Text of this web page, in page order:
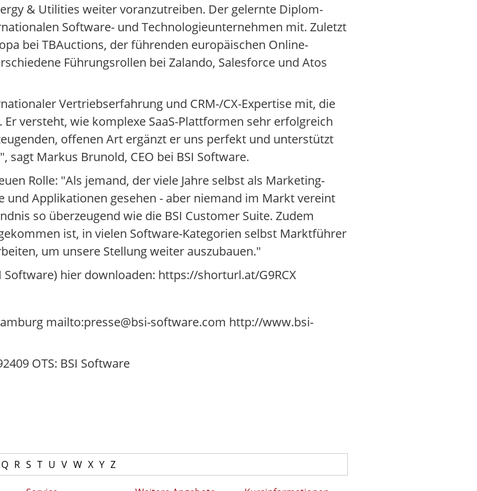
& Utilities weiter voranzutreiben. Der gelernte Diplom-
Software- und Technologieunternehmen mit. Zuletzt
bei TBAuctions, der führenden europäischen Online-
Führungsrollen bei Zalando, Salesforce und Atos
Vertriebserfahrung und CRM-/CX-Expertise mit, die
versteht, wie komplexe SaaS-Plattformen sehr erfolgreich
offenen Art ergänzt er uns perfekt und unterstützt
Markus Brunold, CEO bei BSI Software.
Rolle: "Als jemand, der viele Jahre selbst als Marketing-
Applikationen gesehen - aber niemand im Markt vereint
so überzeugend wie die BSI Customer Suite. Zudem
ist, in vielen Software-Kategorien selbst Marktführer
um unsere Stellung weiter auszubauen."
hier downloaden: https://shorturl.at/G9RCX
mailto:presse@bsi-software.com http://www.bsi-
OTS: BSI Software
Q R S T U V W X Y Z